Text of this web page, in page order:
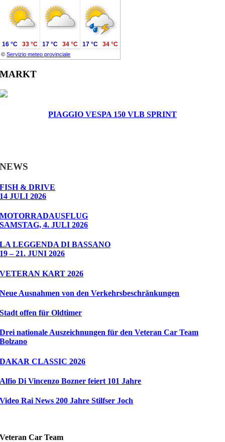
©Servizio meteo provinciale
16 °C 33 °C 17 °C 34 °C 17 °C 34 °C
MARKT
PIAGGIO VESPA 150 VLB SPRINT
NEWS
FISH & DRIVE
14 JULI 2026
MOTORRADAUSFLUG
SAMSTAG, 4. JULI 2026
LA LEGGENDA DI BASSANO
19 – 21. JUNI 2026
VETERAN KART 2026
Neue Ausnahmen von den Verkehrsbeschränkungen
Stadt offen für Oldtimer
Drei nationale Auszeichnungen für den Veteran Car Team
Bolzano
DAKAR CLASSIC 2026
Alfio Di Vincenzo Bozner feiert 101 Jahre
Video Rai News 200 Jahre Stilfser Joch
Veteran Car Team